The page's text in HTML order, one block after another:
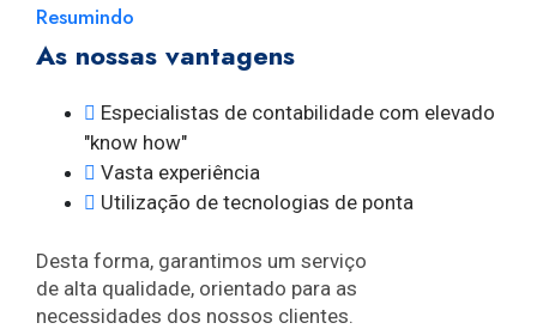
Resumindo​
As nossas vantagens
Especialistas de contabilidade com elevado
"know how"
Vasta experiência
Utilização de tecnologias de ponta
Desta forma, garantimos um serviço
de alta qualidade, orientado para as
necessidades dos nossos clientes.